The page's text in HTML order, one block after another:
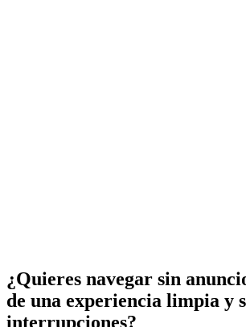
¿Quieres navegar sin
de una experiencia limpia y
interrupciones?